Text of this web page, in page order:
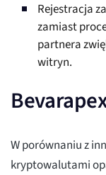
Rejestracja
zamiast
partnera
witryn.
W porównaniu z
kryptowalutami